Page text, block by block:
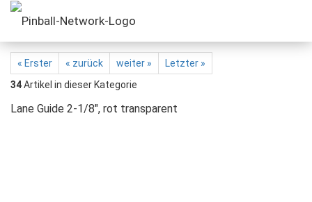
« Erster « zurück weiter »
Letzter »
34Artikel in dieser Kategorie
Lane Guide 2-1/8", rot transparent